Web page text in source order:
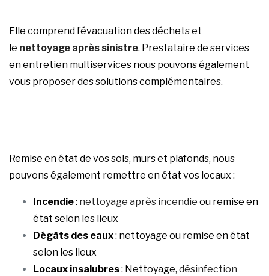
Elle comprend l’évacuation des déchets et
le nettoyage après sinistre. Prestataire de services
en entretien multiservices nous pouvons également
vous proposer des solutions complémentaires.
Remise en état de vos sols, murs et plafonds, nous
pouvons également remettre en état vos locaux :
Incendie: nettoyage après incendie ou remise en
état selon les lieux
Dégâts des eaux: nettoyage ou remise en état
selon les lieux
Locaux insalubres: Nettoyage, désinfection